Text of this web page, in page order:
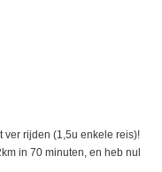
ver rijden (1,5u enkele reis)!
in 70 minuten, en heb nul